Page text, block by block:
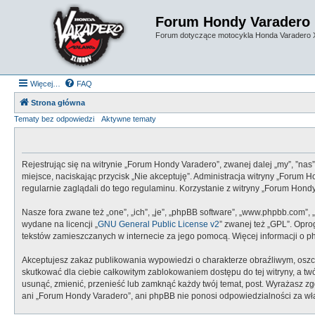
Forum Hondy Varadero
Forum dotyczące motocykla Honda Varadero
Więcej… FAQ
Strona główna
Tematy bez odpowiedzi
Aktywne tematy
Rejestrując się na witrynie „Forum Hondy Varadero”, zwanej dalej „my”,
miejsce, naciskając przycisk „Nie akceptuję”. Administracja witryny
regularnie zaglądali do tego regulaminu. Korzystanie z witryny „Forum
Nasze fora zwane też „one”, „ich”, „je”, „phpBB software”,
wydane na licencji „GNU General Public License v2” zwanej też „GPL”.
tekstów zamieszczanych w internecie za jego pomocą. Więcej informacji o
Akceptujesz zakaz publikowania wypowiedzi o charakterze obraźliwym,
skutkować dla ciebie całkowitym zablokowaniem dostępu do tej witryny, a
usunąć, zmienić, przenieść lub zamknąć każdy twój temat, post. Wyrażasz
ani „Forum Hondy Varadero”, ani phpBB nie ponosi odpowiedzialności za